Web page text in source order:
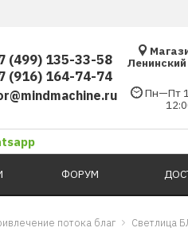
(499) 135-33-58
(916) 164-74-74
Пн—Пт
ФОРУМ
потока благ Светлица